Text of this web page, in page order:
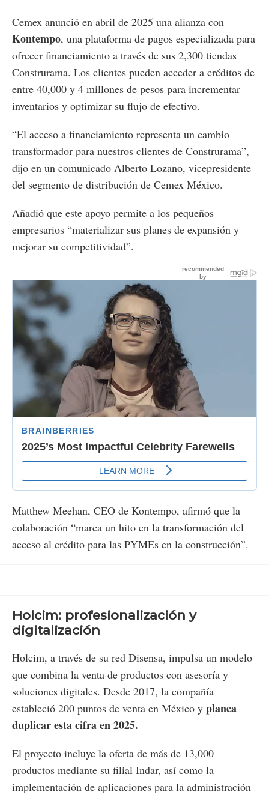
Cemex anunció en abril de 2025 una alianza con
Kontempo, una plataforma de pagos especializada para
ofrecer financiamiento a través de sus 2,300 tiendas
Construrama. Los clientes pueden acceder a créditos de
entre 40,000 y 4 millones de pesos para incrementar
inventarios y optimizar su flujo de efectivo.
“El acceso a financiamiento representa un cambio
transformador para nuestros clientes de Construrama”,
dijo en un comunicado Alberto Lozano, vicepresidente
del segmento de distribución de Cemex México.
Añadió que este apoyo permite a los pequeños
empresarios “materializar sus planes de expansión y
mejorar su competitividad”.
Matthew Meehan, CEO de Kontempo, afirmó que la
colaboración “marca un hito en la transformación del
acceso al crédito para las PYMEs en la construcción”.
Holcim: profesionalización y
digitalización
Holcim, a través de su red Disensa, impulsa un modelo
que combina la venta de productos con asesoría y
soluciones digitales. Desde 2017, la compañía
estableció 200 puntos de venta en México y planea
duplicar esta cifra en 2025.
El proyecto incluye la oferta de más de 13,000
productos mediante su filial Indar, así como la
implementación de aplicaciones para la administración